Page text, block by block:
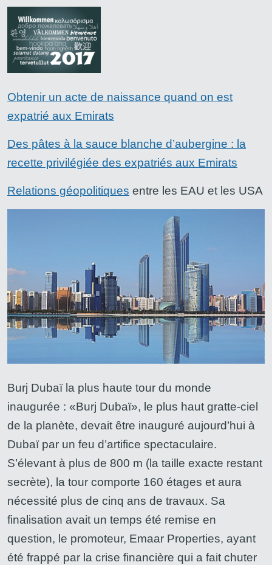
Obtenir un acte de naissance quand on est
expatrié aux Emirats
Des pâtes à la sauce blanche d’aubergine : la
recette privilégiée des expatriés aux Emirats
Relations géopolitiques entre les EAU et les USA
Burj Dubaï la plus haute tour du monde
inaugurée : «Burj Dubaï», le plus haut gratte-ciel
de la planète, devait être inauguré aujourd’hui à
Dubaï par un feu d’artifice spectaculaire.
S’élevant à plus de 800 m (la taille exacte restant
secrète), la tour comporte 160 étages et aura
nécessité plus de cinq ans de travaux. Sa
finalisation avait un temps été remise en
question, le promoteur, Emaar Properties, ayant
été frappé par la crise financière qui a fait chuter